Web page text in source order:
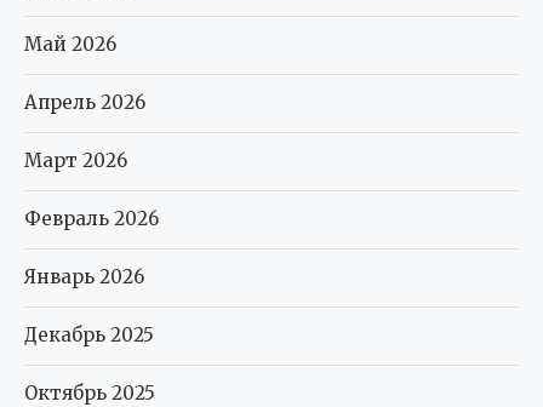
Май 2026
Апрель 2026
Март 2026
Февраль 2026
Январь 2026
Декабрь 2025
Октябрь 2025